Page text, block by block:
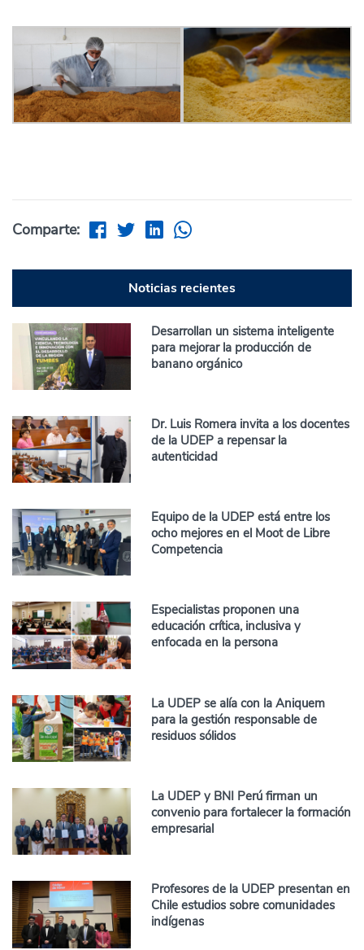
Comparte:
Noticias recientes
Desarrollan un sistema inteligente
para mejorar la producción de
banano orgánico
Dr. Luis Romera invita a los docentes
de la UDEP a repensar la
autenticidad
Equipo de la UDEP está entre los
ocho mejores en el Moot de Libre
Competencia
Especialistas proponen una
educación crítica, inclusiva y
enfocada en la persona
La UDEP se alía con la Aniquem
para la gestión responsable de
residuos sólidos
La UDEP y BNI Perú firman un
convenio para fortalecer la formación
empresarial
Profesores de la UDEP presentan en
Chile estudios sobre comunidades
indígenas